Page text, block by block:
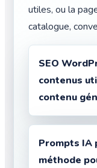
utiles, ou la
catalogue,
SEO
contenus
contenu
Prompts IA
méthode